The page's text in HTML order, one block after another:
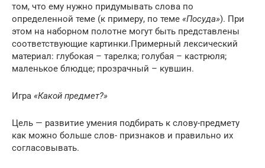
том, что ему нужно придумывать слова по
определенной теме (к примеру, по теме «Посуда»). При
этом на наборном полотне могут быть представлены
соответствующие картинки.Примерный лексический
материал: глубокая – тарелка; голубая – кастрюля;
маленькое блюдце; прозрачный – кувшин.
Игра «Какой предмет?»
Цель — развитие умения подбирать к слову-предмету
как можно больше слов- признаков и правильно их
согласовывать.